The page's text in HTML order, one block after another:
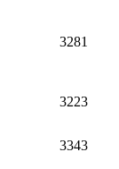
3281
3223
3343